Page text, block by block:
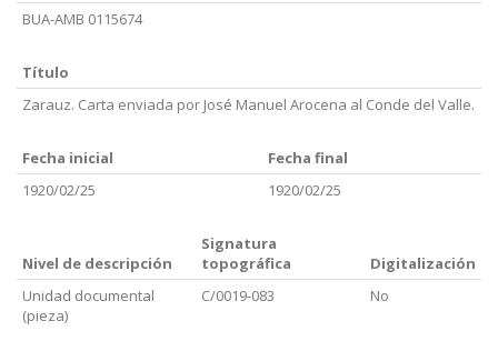
BUA-AMB 0115674
Título
Zarauz. Carta enviada por José Manuel Arocena al Conde del Valle.
Fecha inicial
Fecha final
1920/02/25
1920/02/25
Nivel de descripción
Signatura
topográfica
Digitalización
Unidad documental
(pieza)
C/0019-083 No